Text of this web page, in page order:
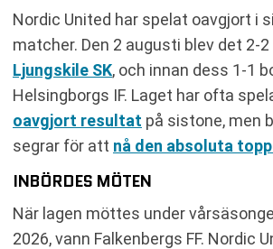
Nordic United har spelat oavgjort i
matcher. Den 2 augusti blev det 2-
Ljungskile SK, och innan dess 1-1
Helsingborgs IF. Laget har ofta
oavgjort resultat på sistone, men
segrar för att nå den absoluta
INBÖRDES MÖTEN
När lagen möttes under
2026, vann Falkenbergs FF. Nordic